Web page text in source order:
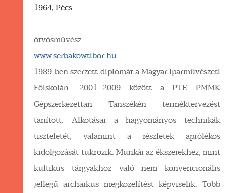
1964, Pécs
ötvösművész
www.serbakowtibor.hu
1989-ben szerzett diplomát a Magyar Iparművészeti
Főiskolán. 2001–2009 között a PTE PMMK
Gépszerkezettan Tanszékén terméktervezést
tanított. Alkotásai a hagyományos technikák
tiszteletét, valamint a részletek aprólékos
kidolgozását tükrözik. Munkái az ékszerekhez, mint
kultikus tárgyakhoz való nem konvencionális
jellegű archaikus megközelítést képviselik. Több